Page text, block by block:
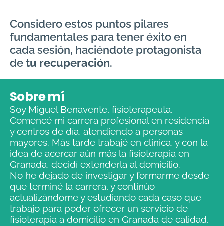
Considero estos puntos pilares
fundamentales para tener éxito en
cada sesión, haciéndote protagonista
detu recuperación.
Sobre mí
Soy Miguel Benavente, fisioterapeuta.
Comencé mi carrera profesional en residencia
y centros de día, atendiendo a personas
mayores. Más tarde trabajé en clínica, y con la
idea de acercar aún más la fisioterapia en
Granada, decidí extenderla al domicilio.
No he dejado de investigar y formarme desde
que terminé la carrera, y continúo
actualizándome y estudiando cada caso que
trabajo para poder ofrecer un servicio de
fisioterapia a domicilio en Granada de calidad.